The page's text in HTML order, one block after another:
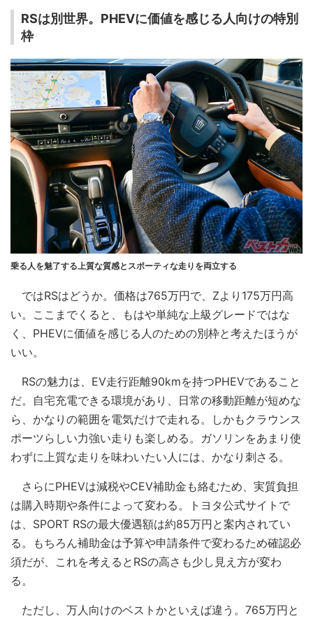
RSは別世界。PHEVに価値を感じる人向けの特別
枠
乗る人を魅了する上質な質感とスポーティな走りを両立する
ではRSはどうか。価格は765万円で、Zより175万円高
い。ここまでくると、もはや単純な上級グレードではな
く、PHEVに価値を感じる人のための別枠と考えたほうが
いい。
RSの魅力は、EV走行距離90kmを持つPHEVであること
だ。自宅充電できる環境があり、日常の移動距離が短めな
ら、かなりの範囲を電気だけで走れる。しかもクラウンス
ポーツらしい力強い走りも楽しめる。ガソリンをあまり使
わずに上質な走りを味わいたい人には、かなり刺さる。
さらにPHEVは減税やCEV補助金も絡むため、実質負担
は購入時期や条件によって変わる。トヨタ公式サイトで
は、SPORT RSの最大優遇額は約85万円と案内されてい
る。もちろん補助金は予算や申請条件で変わるため確認必
須だが、これを考えるとRSの高さも少し見え方が変わ
る。
ただし、万人向けのベストかといえば違う。765万円と